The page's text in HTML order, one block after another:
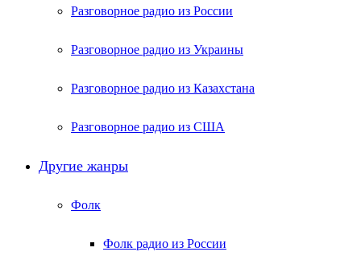
Разговорное радио из России
Разговорное радио из Украины
Разговорное радио из Казахстана
Разговорное радио из США
Другие жанры
Фолк
Фолк радио из России